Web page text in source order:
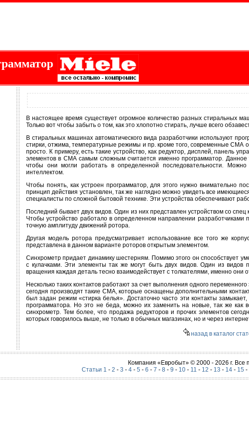
В настоящее время существует огромное количество разных стиральных
Только вот чтобы забыть о том, как это хлопотно стирать, лучше всего
В стиральных машинах автоматического вида разработчики используют
стирки, отжима, температурные режимы и пр. кроме того, современные СМА
просто. К примеру, есть такие устройство, как редуктор, дисплей, панель
элементов в СМА самым сложным считается именно программатор.
чтобы они могли работать в определенной последовательности.
интеллектом.
Чтобы понять, как устроен программатор, для этого нужно внимательно
принцип действия установлен, так же наглядно можно увидеть все
специалисты по сложной бытовой технике. Эти устройства обеспечивают
Последний бывает двух видов. Один из них представлен устройством со
Чтобы устройство работало в определенном направлении разработчиками
точную амплитуду движений ротора.
Другая модель ротора предусматривает использование все того же
представлена в данном варианте роторов открытым элементом.
Синхрометр придает динамику шестерням. Помимо этого он способствует
с кулачками. Эти элементы так же могут быть двух видов. Один из
вращения каждая деталь тесно взаимодействует с толкателями, именно они
Несколько таких контактов работают за счет выполнения одного
сегодня производят такие СМА, которые оснащены дополнительными
был задан режим «стирка белья». Достаточно часто эти контакты
программатора. Но это не беда, можно их заменить на новые, так же как
синхрометр. Тем более, что продажа редукторов и прочих элементов
которых говорилось выше, не только в обычных магазинах, но и через
назад в каталог
Компания «Евробыт» © 2000 - 2026 г.
Статьи 1 - 2 - 3 - 4- 5 - 6 - 7 - 8- 9 - 10- 11 - 12 - 13 - 14- 15 -